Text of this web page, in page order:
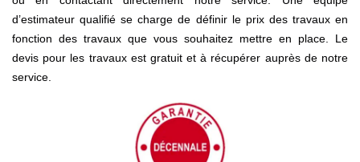
d’estimateur qualifié se charge de définir le prix des travaux en
fonction des travaux que vous souhaitez mettre en place. Le
devis pour les travaux est gratuit et à récupérer auprès de notre
service.